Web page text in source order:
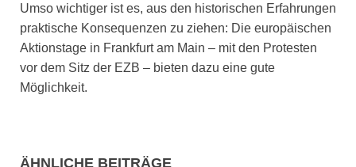
Umso wichtiger ist es, aus den historischen Erfahrungen
praktische Konsequenzen zu ziehen: Die europäischen
Aktionstage in Frankfurt am Main – mit den Protesten
vor dem Sitz der EZB – bieten dazu eine gute
Möglichkeit.
ÄHNLICHE BEITRÄGE